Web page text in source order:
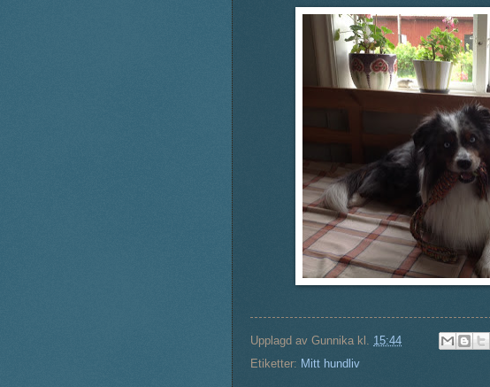
Upplagd av Gunnika kl. 15:44
Etiketter: Mitt hundliv